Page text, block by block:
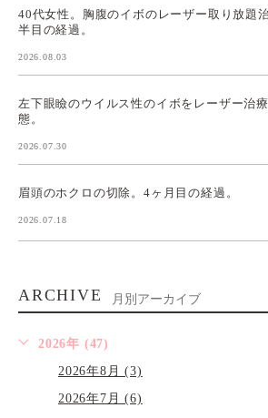
40代女性。胸腹のイボのレーザー取り放題
半目の経過。
2026.08.03
左下眼瞼のウイルス性のイボをレーザー治
態。
2026.07.30
眉頭のホクロの切除。4ヶ月目の経過。
2026.07.18
ARCHIVE 月別アーカイブ
2026年 (47)
2026年8月 (3)
2026年7月 (6)